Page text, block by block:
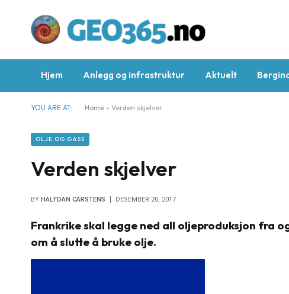
Hjem Anlegg og infrastruktur Aktuelt
YOU ARE AT: Home » Verden skjelver
OLJE OG GASS
Verden skjelver
BY HALFDAN CARSTENS DESEMBER 20, 2017
Frankrike skal legge ned all oljeproduksjon fra
om å slutte å bruke olje.